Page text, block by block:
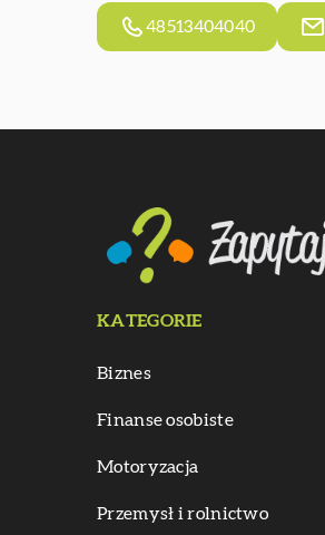
48513404040
KATEGORIE
Biznes
Finanse osobiste
Motoryzacja
Przemysł i rolnictwo